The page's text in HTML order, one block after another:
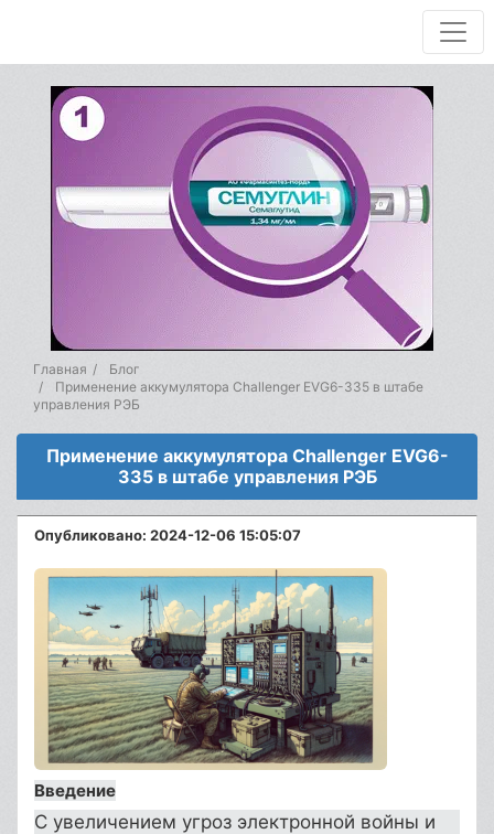
Главная
Блог
Применение аккумулятора Challenger EVG6-335 в штабе
управления РЭБ
Применение аккумулятора Challenger EVG6-
335 в штабе управления РЭБ
Опубликовано: 2024-12-06 15:05:07
Введение
С увеличением угроз электронной войны и